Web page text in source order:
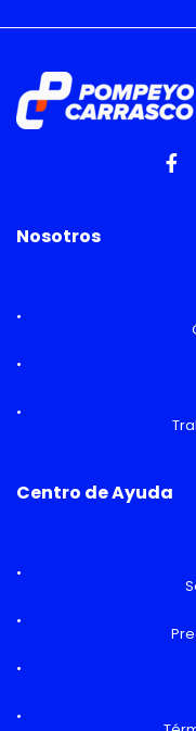
Nosotros
Centro de Ayuda